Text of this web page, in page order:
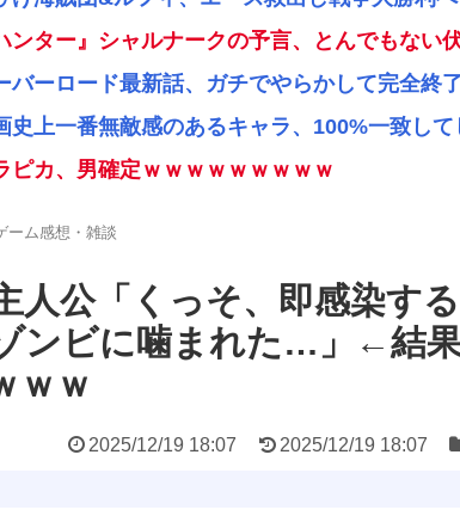
ンター』シャルナークの予言、とんでもない
バーロード最新話、ガチでやらかして完全終
史上一番無敵感のあるキャラ、100%一致し
ピカ、男確定ｗｗｗｗｗｗｗｗｗ
ーム感想・雑談
人公「くっそ、即感染す
ンビに噛まれた…」←結
ｗｗ
2025/12/19 18:07 2025/12/19 18:07